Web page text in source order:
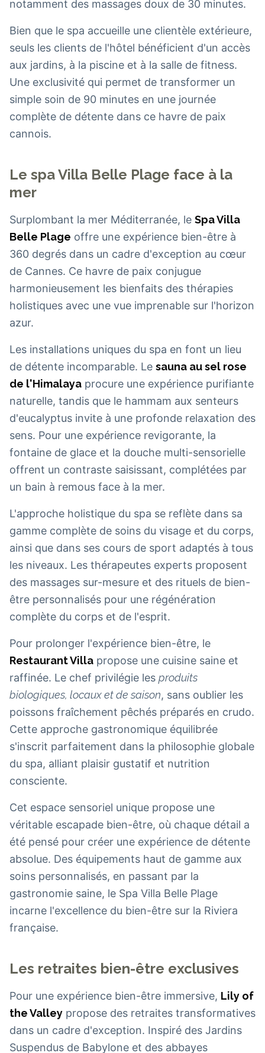
notamment des massages doux de 30 minutes.
Bien que le spa accueille une clientèle extérieure,
seuls les clients de l'hôtel bénéficient d'un accès
aux jardins, à la piscine et à la salle de fitness.
Une exclusivité qui permet de transformer un
simple soin de 90 minutes en une journée
complète de détente dans ce havre de paix
cannois.
Le spa Villa Belle Plage face à la
mer
Surplombant la mer Méditerranée, le Spa Villa
Belle Plage offre une expérience bien-être à
360 degrés dans un cadre d'exception au cœur
de Cannes. Ce havre de paix conjugue
harmonieusement les bienfaits des thérapies
holistiques avec une vue imprenable sur l'horizon
azur.
Les installations uniques du spa en font un lieu
de détente incomparable. Le sauna au sel rose
de l'Himalaya procure une expérience purifiante
naturelle, tandis que le hammam aux senteurs
d'eucalyptus invite à une profonde relaxation des
sens. Pour une expérience revigorante, la
fontaine de glace et la douche multi-sensorielle
offrent un contraste saisissant, complétées par
un bain à remous face à la mer.
L'approche holistique du spa se reflète dans sa
gamme complète de soins du visage et du corps,
ainsi que dans ses cours de sport adaptés à tous
les niveaux. Les thérapeutes experts proposent
des massages sur-mesure et des rituels de bien-
être personnalisés pour une régénération
complète du corps et de l'esprit.
Pour prolonger l'expérience bien-être, le
Restaurant Villa propose une cuisine saine et
raffinée. Le chef privilégie les produits
biologiques, locaux et de saison, sans oublier les
poissons fraîchement pêchés préparés en crudo.
Cette approche gastronomique équilibrée
s'inscrit parfaitement dans la philosophie globale
du spa, alliant plaisir gustatif et nutrition
consciente.
Cet espace sensoriel unique propose une
véritable escapade bien-être, où chaque détail a
été pensé pour créer une expérience de détente
absolue. Des équipements haut de gamme aux
soins personnalisés, en passant par la
gastronomie saine, le Spa Villa Belle Plage
incarne l'excellence du bien-être sur la Riviera
française.
Les retraites bien-être exclusives
Pour une expérience bien-être immersive, Lily of
the Valley propose des retraites transformatives
dans un cadre d'exception. Inspiré des Jardins
Suspendus de Babylone et des abbayes